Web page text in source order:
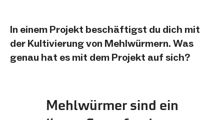
In einem Projekt beschäftigst du dich mit
der Kultivierung von Mehlwürmern. Was
genau hat es mit dem Projekt auf sich?
Mehlwürmer sind ein